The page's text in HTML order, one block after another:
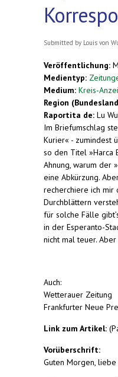
Submitted by Louis von
Veröffentlichung:
Medientyp:
Medium: Kreis-
Region
Raportita de: Lu
Im Briefumschlag
Kurier« - zumindest
so den Titel »Harca
Ahnung, warum der
eine Abkürzung.
recherchiere ich mir
Durchblättern
für solche Fälle
in der Esperanto-
nicht mal teuer. Aber
Auch:
Wetterauer Zeitung
Frankfurter Neue
Link zum Artikel:
Vorüberschrift:
Guten Morgen, liebe